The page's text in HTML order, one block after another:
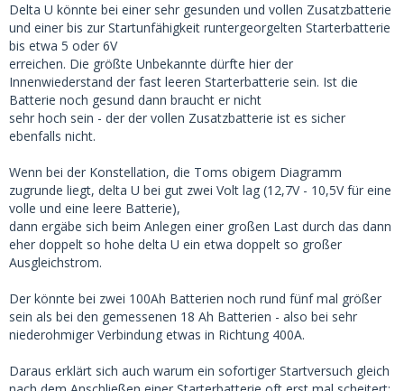
Delta U könnte bei einer sehr gesunden und vollen Zusatzbatterie
und einer bis zur Startunfähigkeit runtergeorgelten Starterbatterie
bis etwa 5 oder 6V
erreichen. Die größte Unbekannte dürfte hier der
Innenwiederstand der fast leeren Starterbatterie sein. Ist die
Batterie noch gesund dann braucht er nicht
sehr hoch sein - der der vollen Zusatzbatterie ist es sicher
ebenfalls nicht.
Wenn bei der Konstellation, die Toms obigem Diagramm
zugrunde liegt, delta U bei gut zwei Volt lag (12,7V - 10,5V für eine
volle und eine leere Batterie),
dann ergäbe sich beim Anlegen einer großen Last durch das dann
eher doppelt so hohe delta U ein etwa doppelt so großer
Ausgleichstrom.
Der könnte bei zwei 100Ah Batterien noch rund fünf mal größer
sein als bei den gemessenen 18 Ah Batterien - also bei sehr
niederohmiger Verbindung etwas in Richtung 400A.
Daraus erklärt sich auch warum ein sofortiger Startversuch gleich